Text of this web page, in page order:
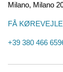
Milano, Milano
FÅ
+39 380 466